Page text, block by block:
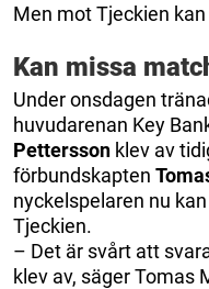
Men mot Tjeckien
Kan missa
Under onsdagen
huvudarenan Key
Pettersson klev av
förbundskapten
nyckelspelaren nu
Tjeckien.
– Det är svårt att
klev av, säger Tomas